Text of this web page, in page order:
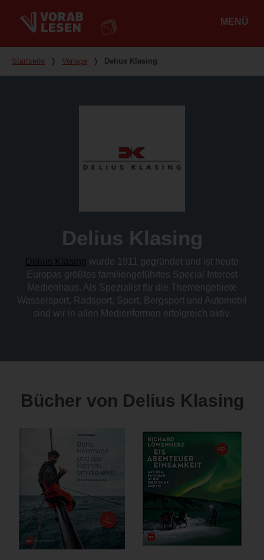
MENÜ
Du bist hier
Startseite ❭ Verlage ❭ Delius Klasing
Delius Klasing
Delius Klasing wurde 1911 gegründet und ist heute
Europas größtes familiengeführtes Special Interest
Medienhaus. Als Spezialist für die Themengebiete
Wassersport, Radsport, Sport, Bergsport und Automobil
sind wir in allen Medienformen erfolgreich aktiv.
Bücher von Delius Klasing